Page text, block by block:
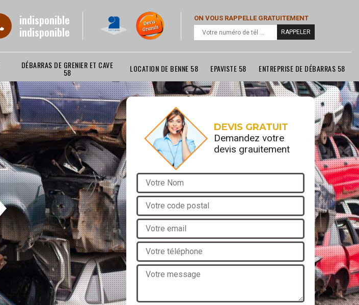
indisponible
indisponible
ON VOUS RAPPELLE GRATUITEMENT
DÉBARRAS DE GRENIER ET CAVE
58 LOCATION DE BENNE 58 EPAVISTE 58 ENTREPRISE DE DÉBARRAS 58
DEVIS GRATUIT
Demandez votre
devis grauitement